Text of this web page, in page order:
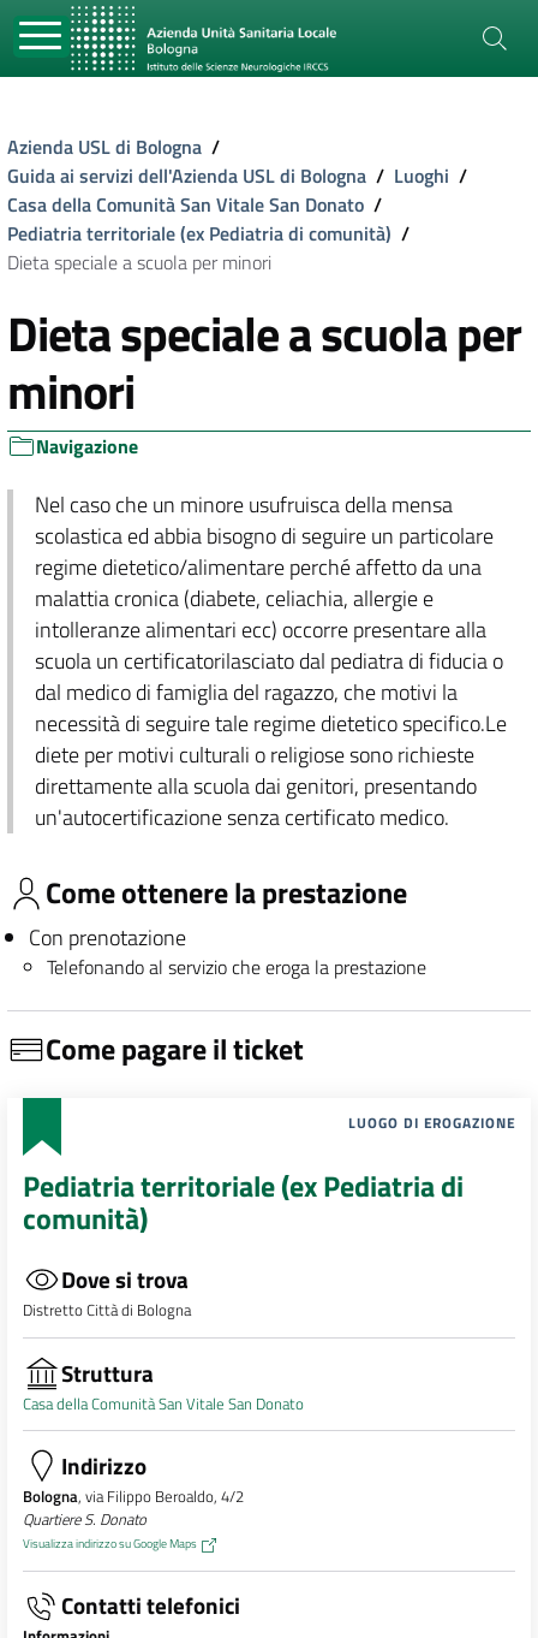
Azienda USL di Bologna /
Guida ai servizi dell'Azienda USL di Bologna / Luoghi /
Casa della Comunità San Vitale San Donato /
Pediatria territoriale (ex Pediatria di comunità) /
Dieta speciale a scuola per minori
Dieta speciale a scuola per
minori
Navigazione
Nel caso che un minore usufruisca della mensa
scolastica ed abbia bisogno di seguire un particolare
regime dietetico/alimentare perché affetto da una
malattia cronica (diabete, celiachia, allergie e
intolleranze alimentari ecc) occorre presentare alla
scuola un certificatorilasciato dal pediatra di fiducia o
dal medico di famiglia del ragazzo, che motivi la
necessità di seguire tale regime dietetico specifico.Le
diete per motivi culturali o religiose sono richieste
direttamente alla scuola dai genitori, presentando
un'autocertificazione senza certificato medico.
Come ottenere la prestazione
Con prenotazione
Telefonando al servizio che eroga la prestazione
Come pagare il ticket
LUOGO DI EROGAZIONE
Pediatria territoriale (ex Pediatria di
comunità)
Dove si trova
Distretto Città di Bologna
Struttura
Casa della Comunità San Vitale San Donato
Indirizzo
Bologna, via Filippo Beroaldo, 4/2
Quartiere S. Donato
Visualizza indirizzo su Google Maps
Contatti telefonici